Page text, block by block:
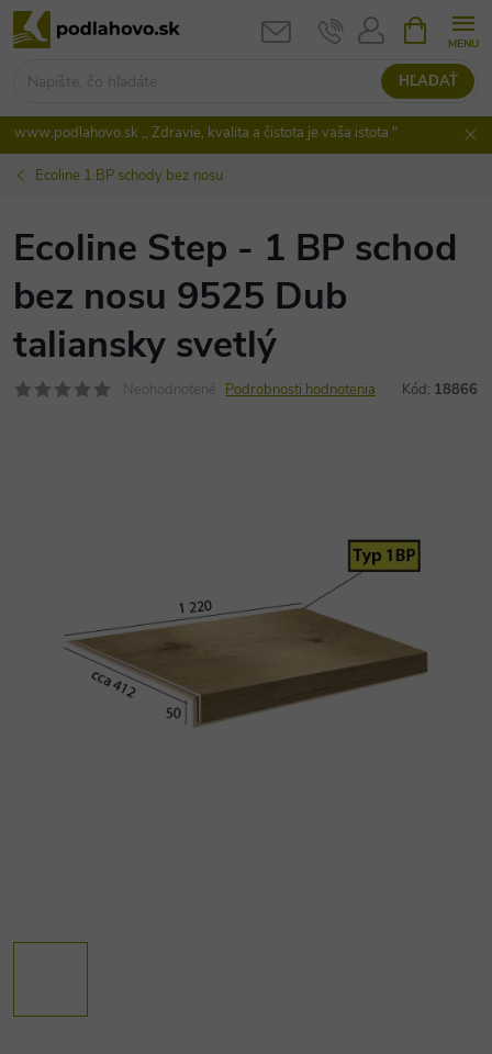
Prejsť
na
HĽADAŤ
KOŠÍK
www.podlahovo.sk ,, Zdravie, kvalita a čistota je vaša istota "
Ecoline 1 BP schody bez nosu
Ecoline Step - 1 BP schod
bez nosu 9525 Dub
taliansky svetlý
Neohodnotené Podrobnosti hodnotenia Kód: 18866